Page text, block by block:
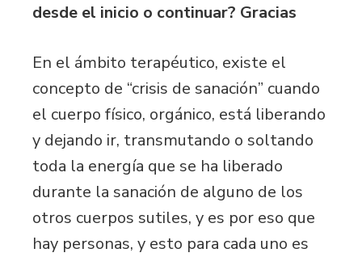
desde el inicio o continuar? Gracias
En el ámbito terapéutico, existe el
concepto de “crisis de sanación” cuando
el cuerpo físico, orgánico, está liberando
y dejando ir, transmutando o soltando
toda la energía que se ha liberado
durante la sanación de alguno de los
otros cuerpos sutiles, y es por eso que
hay personas, y esto para cada uno es